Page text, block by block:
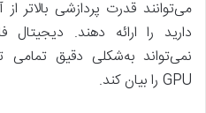
می‌توانند قدرت پردازشی بالاتر
دارید را ارائه دهند.
نمی‌تواند به‌شکلی دقیق
GPU را بیان کند.